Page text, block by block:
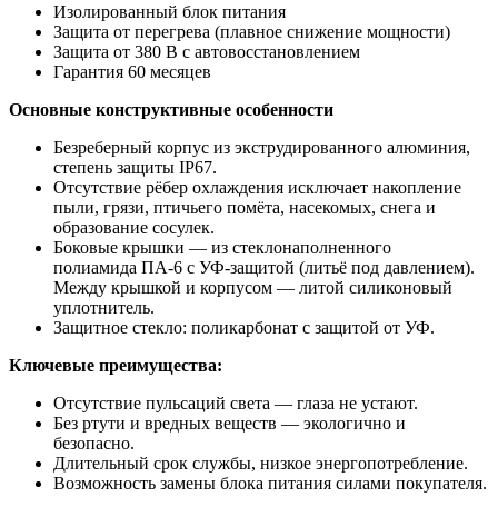
Изолированный блок питания
Защита от перегрева (плавное снижение мощности)
Защита от 380 В с автовосстановлением
Гарантия 60 месяцев
Основные конструктивные особенности
Безреберный корпус из экструдированного алюминия,
степень защиты IP67.
Отсутствие рёбер охлаждения исключает накопление
пыли, грязи, птичьего помёта, насекомых, снега и
образование сосулек.
Боковые крышки — из стеклонаполненного
полиамида ПА-6 с УФ-защитой (литьё под давлением).
Между крышкой и корпусом — литой силиконовый
уплотнитель.
Защитное стекло: поликарбонат с защитой от УФ.
Ключевые преимущества:
Отсутствие пульсаций света — глаза не устают.
Без ртути и вредных веществ — экологично и
безопасно.
Длительный срок службы, низкое энергопотребление.
Возможность замены блока питания силами покупателя.